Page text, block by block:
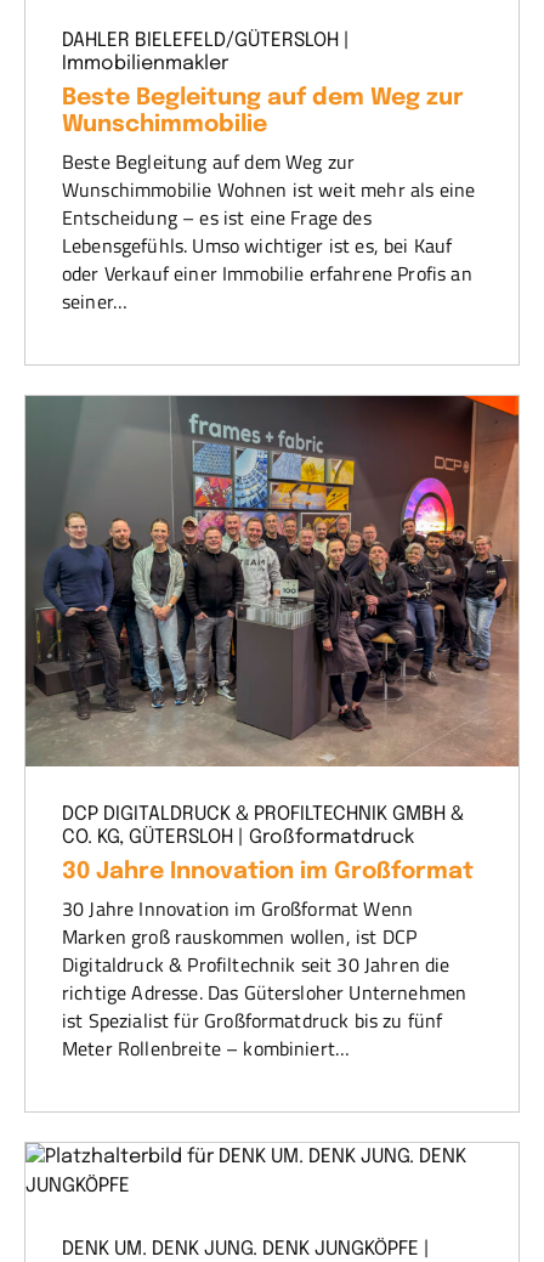
DAHLER BIELEFELD/GÜTERSLOH |
Immobilienmakler
Beste Begleitung auf dem Weg zur
Wunschimmobilie
Beste Begleitung auf dem Weg zur
Wunschimmobilie Wohnen ist weit mehr als eine
Entscheidung – es ist eine Frage des
Lebensgefühls. Umso wichtiger ist es, bei Kauf
oder Verkauf einer Immobilie erfahrene Profis an
seiner…
DCP DIGITALDRUCK & PROFILTECHNIK GMBH &
CO. KG, GÜTERSLOH | Großformatdruck
30 Jahre Innovation im Großformat
30 Jahre Innovation im Großformat Wenn
Marken groß rauskommen wollen, ist DCP
Digitaldruck & Profiltechnik seit 30 Jahren die
richtige Adresse. Das Gütersloher Unternehmen
ist Spezialist für Großformatdruck bis zu fünf
Meter Rollenbreite – kombiniert…
DENK UM. DENK JUNG. DENK JUNGKÖPFE |